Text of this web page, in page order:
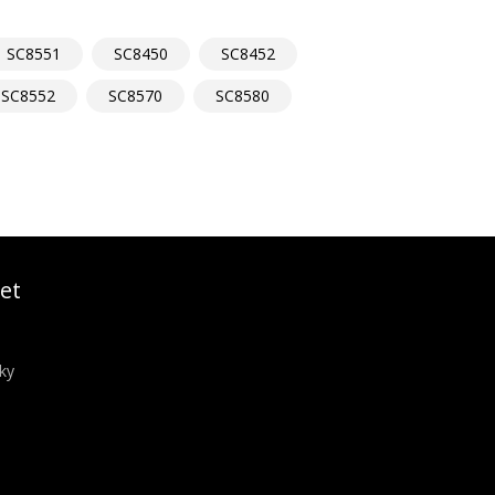
SC8551 SC8450
SC8452
SC8552 SC8570
SC8580